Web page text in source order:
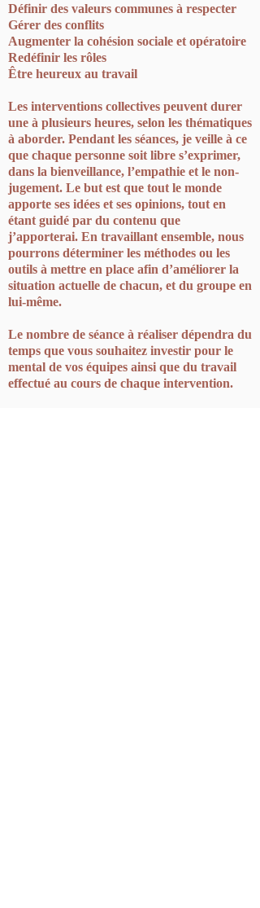
Définir des valeurs communes à respecter
Gérer des conflits
Augmenter la cohésion sociale et opératoire
Redéfinir les rôles
Être heureux au travail
Les interventions collectives peuvent durer
une à plusieurs heures, selon les thématiques
à aborder. Pendant les séances, je veille à ce
que chaque personne soit libre s’exprimer,
dans la bienveillance, l’empathie et le non-
jugement. Le but est que tout le monde
apporte ses idées et ses opinions, tout en
étant guidé par du contenu que
j’apporterai. En travaillant ensemble, nous
pourrons déterminer les méthodes ou les
outils à mettre en place afin d’améliorer la
situation actuelle de chacun, et du groupe en
lui-même.
Le nombre de séance à réaliser dépendra du
temps que vous souhaitez investir pour le
mental de vos équipes ainsi que du travail
effectué au cours de chaque intervention.